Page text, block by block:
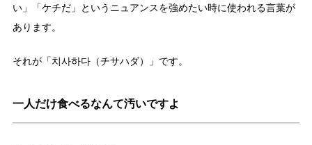
い」「ケチだ」というニュアンスを強めたい時に使われる言葉が
あります。
それが「치사하다（チサハダ）」です。
一人だけ食べるなんて汚いですよ